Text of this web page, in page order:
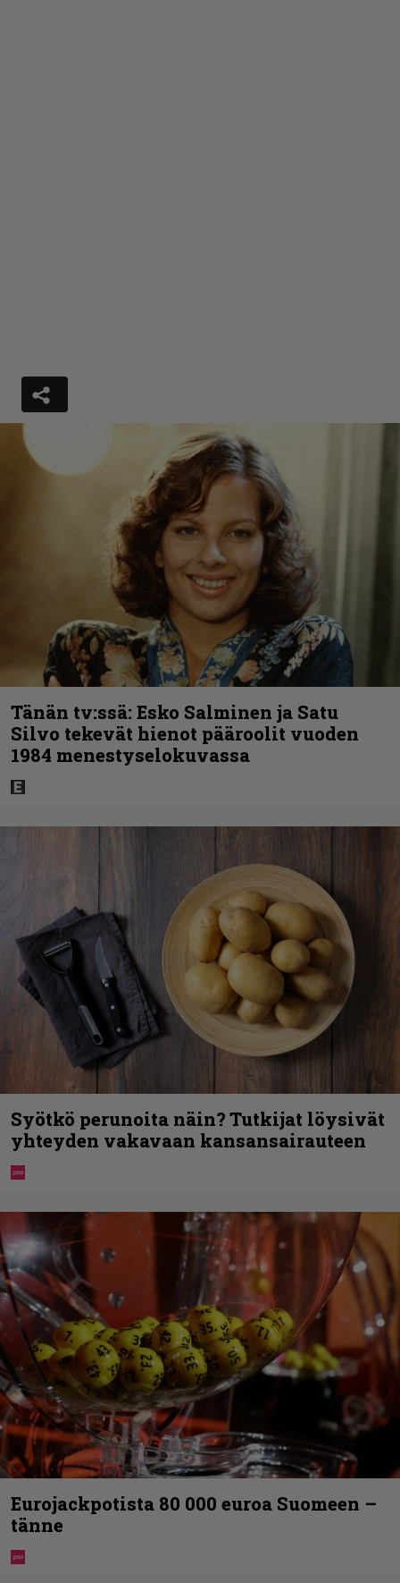
Tänän tv:ssä: Esko Salminen ja Satu
Silvo tekevät hienot pääroolit vuoden
1984 menestyselokuvassa
Syötkö perunoita näin? Tutkijat löysivät
yhteyden vakavaan kansansairauteen
Eurojackpotista 80 000 euroa Suomeen –
tänne